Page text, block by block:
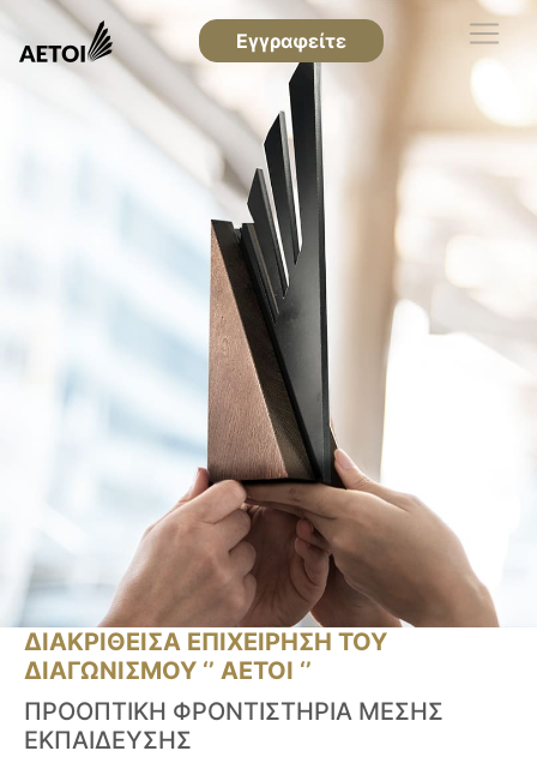
Εγγραφείτε
ΔΙΑΚΡΙΘΕΙΣΑ ΕΠΙΧΕΙΡΗΣΗ ΤΟΥ
ΔΙΑΓΩΝΙΣΜΟΥ ‘’ ΑΕΤΟΙ ‘’
ΠΡΟΟΠΤΙΚΗ ΦΡΟΝΤΙΣΤΗΡΙΑ ΜΕΣΗΣ
ΕΚΠΑΙΔΕΥΣΗΣ